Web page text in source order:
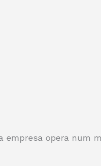
empresa opera num